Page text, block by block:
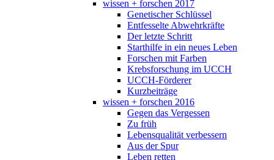
wissen + forschen 2017
Genetischer Schlüssel
Entfesselte Abwehrkräfte
Der letzte Schritt
Starthilfe in ein neues Leben
Forschen mit Farben
Krebsforschung im UCCH
UCCH-Förderer
Kurzbeiträge
wissen + forschen 2016
Gegen das Vergessen
Zu früh
Lebensqualität verbessern
Aus der Spur
Leben retten